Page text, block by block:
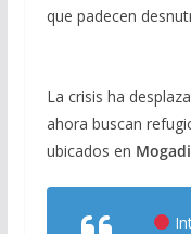
que padecen
La crisis ha
ahora buscan
ubicados en